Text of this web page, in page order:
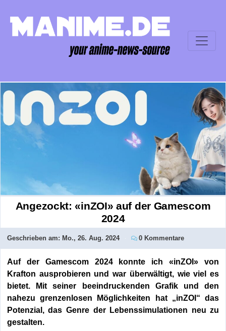
Angezockt: «inZOI» auf der Gamescom
2024
Geschrieben am: Mo., 26. Aug. 2024 0 Kommentare
Auf der Gamescom 2024 konnte ich «inZOI» von
Krafton ausprobieren und war überwältigt, wie viel es
bietet. Mit seiner beeindruckenden Grafik und den
nahezu grenzenlosen Möglichkeiten hat „inZOI“ das
Potenzial, das Genre der Lebenssimulationen neu zu
gestalten.